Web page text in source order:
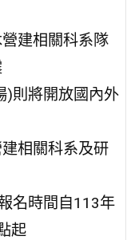
建相關科系隊
)則將開放國內外
相關科系及研
名時間自113年
起